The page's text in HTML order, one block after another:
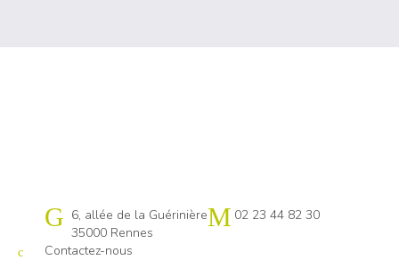
Cap emploi 35
6, allée de la Guérinière
35000 Rennes
02 23 44 82 30
Contactez-nous